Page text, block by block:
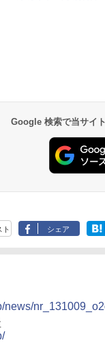
Google 検索で当サイ
ト シェア
news/